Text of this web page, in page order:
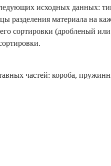
исходных данных:
разделения материала на
сортировки (дробленый
частей: короба,